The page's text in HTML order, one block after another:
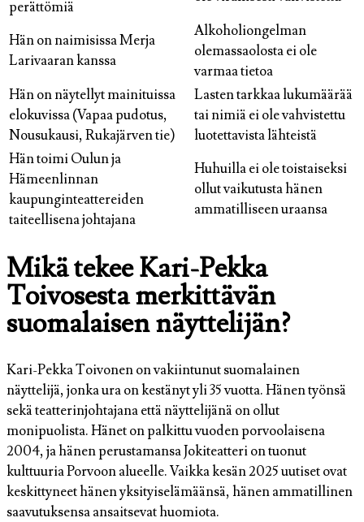
perättömiä
Hän on naimisissa Merja
Larivaaran kanssa
Alkoholiongelman
olemassaolosta ei ole
varmaa tietoa
Hän on näytellyt mainituissa
elokuvissa (Vapaa pudotus,
Nousukausi, Rukajärven tie)
Lasten tarkkaa lukumäärää
tai nimiä ei ole vahvistettu
luotettavista lähteistä
Hän toimi Oulun ja
Hämeenlinnan
kaupunginteattereiden
taiteellisena johtajana
Huhuilla ei ole toistaiseksi
ollut vaikutusta hänen
ammatilliseen uraansa
Mikä tekee Kari-Pekka
Toivosesta merkittävän
suomalaisen näyttelijän?
Kari-Pekka Toivonen on vakiintunut suomalainen
näyttelijä, jonka ura on kestänyt yli 35 vuotta. Hänen työnsä
sekä teatterinjohtajana että näyttelijänä on ollut
monipuolista. Hänet on palkittu vuoden porvoolaisena
2004, ja hänen perustamansa Jokiteatteri on tuonut
kulttuuria Porvoon alueelle. Vaikka kesän 2025 uutiset ovat
keskittyneet hänen yksityiselämäänsä, hänen ammatillinen
saavutuksensa ansaitsevat huomiota.